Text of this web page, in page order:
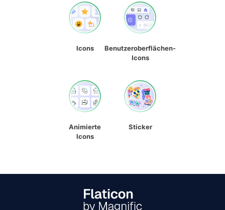
Icons
Benutzeroberflächen-
Icons
Animierte
Icons
Sticker